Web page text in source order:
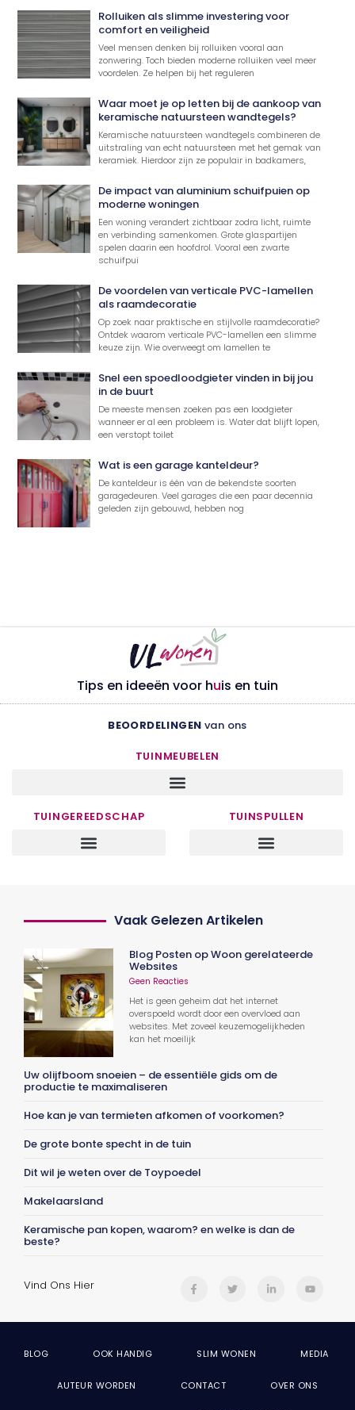
Rolluiken als slimme investering voor
comfort en veiligheid
Veel mensen denken bij rolluiken vooral aan
zonwering. Toch bieden moderne rolluiken veel meer
voordelen. Ze helpen bij het reguleren
Waar moet je op letten bij de aankoop van
keramische natuursteen wandtegels?
Keramische natuursteen wandtegels combineren de
uitstraling van echt natuursteen met het gemak van
keramiek. Hierdoor zijn ze populair in badkamers,
De impact van aluminium schuifpuien op
moderne woningen
Een woning verandert zichtbaar zodra licht, ruimte
en verbinding samenkomen. Grote glaspartijen
spelen daarin een hoofdrol. Vooral een zwarte
schuifpui
De voordelen van verticale PVC-lamellen
als raamdecoratie
Op zoek naar praktische en stijlvolle raamdecoratie?
Ontdek waarom verticale PVC-lamellen een slimme
keuze zijn. Wie overweegt om lamellen te
Snel een spoedloodgieter vinden in bij jou
in de buurt
De meeste mensen zoeken pas een loodgieter
wanneer er al een probleem is. Water dat blijft lopen,
een verstopt toilet
Wat is een garage kanteldeur?
De kanteldeur is één van de bekendste soorten
garagedeuren. Veel garages die een paar decennia
geleden zijn gebouwd, hebben nog
Tips en ideeën voor huis en tuin
BEOORDELINGEN van ons
TUINMEUBELEN
TUINGEREEDSCHAP TUINSPULLEN
Vaak Gelezen Artikelen
Blog Posten op Woon gerelateerde
Websites
Geen Reacties
Het is geen geheim dat het internet
overspoeld wordt door een overvloed aan
websites. Met zoveel keuzemogelijkheden
kan het moeilijk
Uw olijfboom snoeien – de essentiële gids om de
productie te maximaliseren
Hoe kan je van termieten afkomen of voorkomen?
De grote bonte specht in de tuin
Dit wil je weten over de Toypoedel
Makelaarsland
Keramische pan kopen, waarom? en welke is dan de
beste?
Vind Ons Hier
BLOG OOK HANDIG SLIM WONEN MEDIA
AUTEUR WORDEN CONTACT OVER ONS